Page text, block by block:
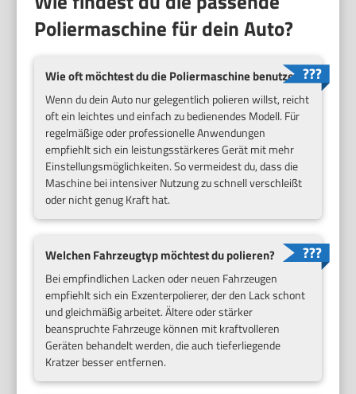
Poliermaschine für dein Auto?
Wie oft möchtest du die Poliermaschine benutzen?
Wenn du dein Auto nur gelegentlich polieren willst, reicht
oft ein leichtes und einfach zu bedienendes Modell. Für
regelmäßige oder professionelle Anwendungen
empfiehlt sich ein leistungsstärkeres Gerät mit mehr
Einstellungsmöglichkeiten. So vermeidest du, dass die
Maschine bei intensiver Nutzung zu schnell verschleißt
oder nicht genug Kraft hat.
Welchen Fahrzeugtyp möchtest du polieren?
Bei empfindlichen Lacken oder neuen Fahrzeugen
empfiehlt sich ein Exzenterpolierer, der den Lack schont
und gleichmäßig arbeitet. Ältere oder stärker
beanspruchte Fahrzeuge können mit kraftvolleren
Geräten behandelt werden, die auch tieferliegende
Kratzer besser entfernen.